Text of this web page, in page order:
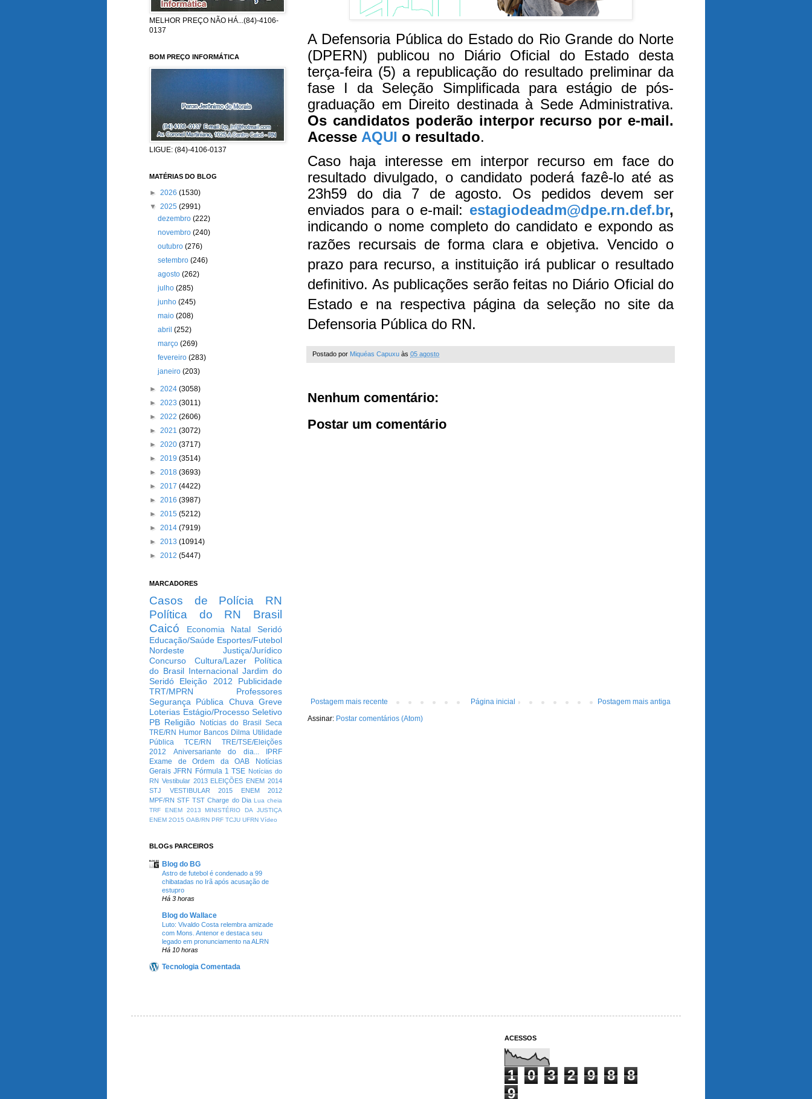
A Defensoria Pública do Estado do Rio Grande do Norte
(DPERN) publicou no Diário Oficial do Estado desta
terça-feira (5) a republicação do resultado preliminar da
fase I da Seleção Simplificada para estágio de pós-
graduação em Direito destinada à Sede Administrativa.
Os candidatos poderão interpor recurso por e-mail.
Acesse AQUI o resultado.
Caso haja interesse em interpor recurso em face do
resultado divulgado, o candidato poderá fazê-lo até as
23h59 do dia 7 de agosto. Os pedidos devem ser
enviados para o e-mail: estagiodeadm@dpe.rn.def.br,
indicando o nome completo do candidato e expondo as
razões recursais de forma clara e objetiva.Vencido o
prazo para recurso, a instituição irá publicar o resultado
definitivo. As publicações serão feitas no Diário Oficial do
Estado e na respectiva página da seleção no site da
Defensoria Pública do RN.
Postado por Miquéas Capuxu às 05 agosto
Nenhum comentário:
Postar um comentário
Postagem mais recente Postagem mais antiga
Página inicial
Assinar: Postar comentários (Atom)
MELHOR PREÇO NÃO HÁ...(84)-4106-
0137
BOM PREÇO INFORMÁTICA
LIGUE: (84)-4106-0137
MATÉRIAS DO BLOG
► 2026 (1530)
▼ 2025 (2991)
dezembro(222)
novembro(240)
outubro(276)
setembro(246)
agosto(262)
julho(285)
junho(245)
maio(208)
abril(252)
março(269)
fevereiro(283)
janeiro(203)
► 2024 (3058)
► 2023 (3011)
► 2022 (2606)
► 2021 (3072)
► 2020 (3717)
► 2019 (3514)
► 2018 (3693)
► 2017 (4422)
► 2016 (3987)
► 2015 (5212)
► 2014 (7919)
► 2013 (10914)
► 2012 (5447)
MARCADORES
Casos de Polícia
RN
Política do RN
Brasil
Caicó
Economia Natal
Seridó
Educação/Saúde Esportes/Futebol
Nordeste
Justiça/Jurídico
Concurso
Cultura/Lazer
Política
do Brasil Internacional Jardim do
Seridó
Eleição 2012
Publicidade
TRT/MPRN
Professores
Segurança Pública Chuva Greve
Loterias Estágio/Processo Seletivo
PB Religião Notícias do Brasil
Seca
TRE/RN Humor Bancos Dilma Utilidade
Pública
TCE/RN
TRE/TSE/Eleições
2012
Aniversariante do dia...
IPRF
Exame de Ordem da OAB
Notícias
Gerais JFRN Fórmula 1 TSE Notícias do
RN Vestibular 2013 ELEIÇÕES ENEM 2014
STJ
VESTIBULAR 2015
ENEM 2012
MPF/RN STF TST Charge do Dia Lua cheia
TRF
ENEM 2013
MINISTÉRIO DA JUSTIÇA
ENEM 2O15 OAB/RN PRF TCJU UFRN Vídeo
BLOGs PARCEIROS
Blog do BG
Astro de futebol é condenado a 99
chibatadas no Irã após acusação de
estupro
Há 3 horas
Blog do Wallace
Luto: Vivaldo Costa relembra amizade
com Mons. Antenor e destaca seu
legado em pronunciamento na ALRN
Há 10 horas
Tecnologia Comentada
ACESSOS
1 0 3 2 9 8
8
9